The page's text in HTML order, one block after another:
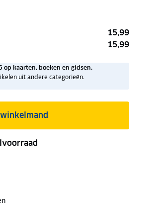
15,99
15,99
kaarten, boeken en gidsen.
uit andere categorieën.